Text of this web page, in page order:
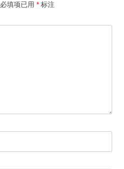
必填项已用 * 标注